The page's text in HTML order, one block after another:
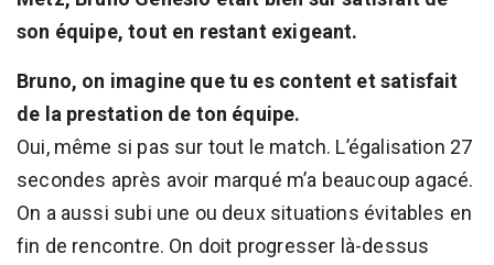
son équipe, tout en restant exigeant.
Bruno, on imagine que tu es content et satisfait
de la prestation de ton équipe.
Oui, même si pas sur tout le match. L’égalisation 27
secondes après avoir marqué m’a beaucoup agacé.
On a aussi subi une ou deux situations évitables en
fin de rencontre. On doit progresser là-dessus